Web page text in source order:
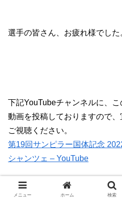
選手の皆さん、お疲れ様でした
下記YouTubeチャンネルに、
動画を投稿しておりますので
ご視聴ください。
第19回サンピラー国体記念
シャンツェ – YouTube
2022-2023シーズン
メニュー ホーム 検索